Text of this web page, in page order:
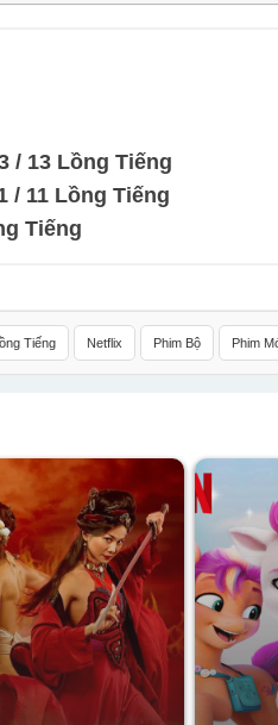
/ 13 Lồng Tiếng
/ 11 Lồng Tiếng
Tiếng
Tiếng Netflix Phim Bộ Phim